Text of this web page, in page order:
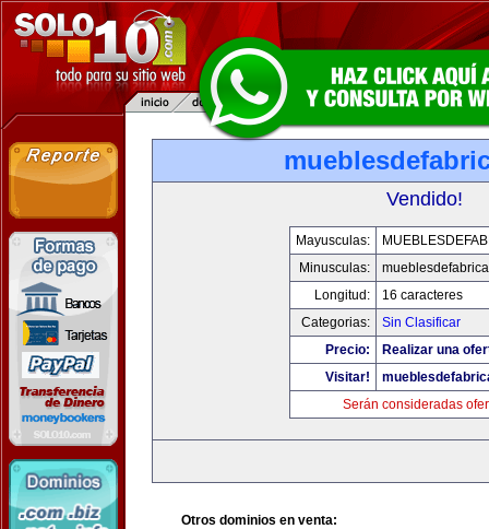
Vendido!
Mayusculas:
Minusculas:
Longitud:
16 caracteres
Categorias:
Sin Clasificar
Precio:
Realizar una
Visitar!
Serán consideradas
Otros dominios en venta: